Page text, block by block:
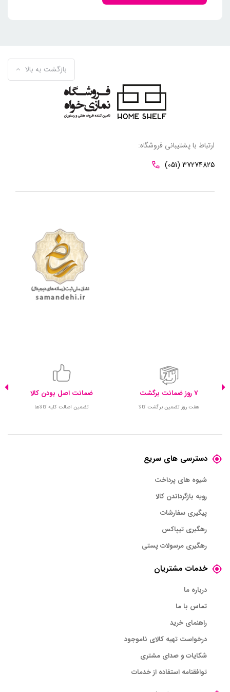
بازگشت به بالا
ارتباط با پشتیبانی فروشگاه:
(051) 37274825
7 روز ضمانت برگشت
هفت روز تضمین برگشت کالا
ضمانت اصل بودن کالا
تضمین اصالت کلیه کالاها
دسترسی های سریع
شیوه های پرداخت
رویه بازگرداندن کالا
پیگیری سفارشات
رهگیری تیپاکس
رهگیری مرسولات پستی
خدمات مشتریان
درباره ما
تماس با ما
راهنمای خرید
درخواست تهیه کالای ناموجود
شکایات و صدای مشتری
توافقنامه استفاده از خدمات